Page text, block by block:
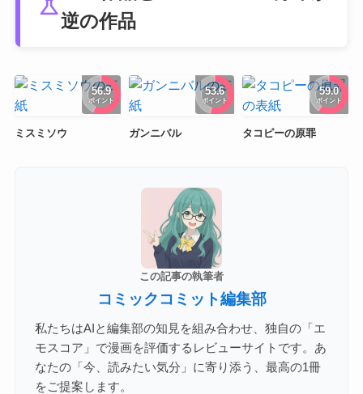
science
逆の作品
56.9
ポイント
ミスミソウ
53.6
ポイント
ガンニバル
59.0
ポイント
タコピーの原罪
この記事の執筆者
コミックコミット編集部
私たちはAIと編集部の知見を組み合わせ、独自の「エ
モスコア」で漫画を評価するレビューサイトです。あ
なたの「今、読みたい気分」に寄り添う、最高の1冊
をご提案します。